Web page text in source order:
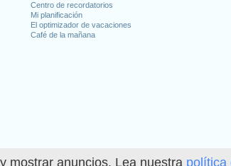
mostrar anuncios. Lea nuestra política
Centro de recordatorios
Mi planificación
El optimizador de vacaciones
Café de la mañana